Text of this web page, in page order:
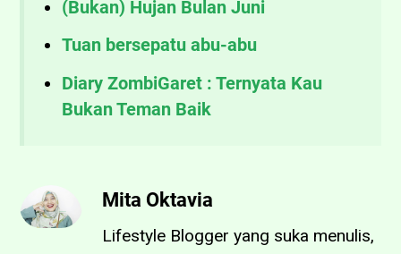
(Bukan) Hujan Bulan Juni
Tuan bersepatu abu-abu
Diary ZombiGaret : Ternyata Kau
Bukan Teman Baik
Mita Oktavia
Lifestyle Blogger yang suka menulis,